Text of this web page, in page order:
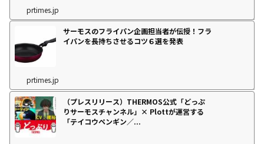
prtimes.jp
サーモスのフライパン企画担当者が伝授！フラ
イパンを長持ちさせるコツ６選を発表
prtimes.jp
（プレスリリース）THERMOS公式「どっぷ
りサーモスチャンネル」× Plottが運営する
「テイコウペンギン／...